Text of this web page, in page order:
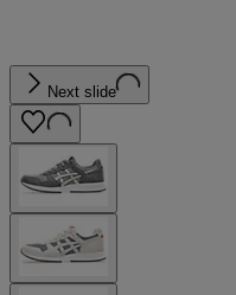
Next slide